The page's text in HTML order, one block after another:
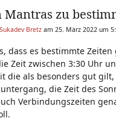
zu
Sukadev Bretz am 25. März 2022 um
dass es bestimmte
Zeit zwischen 3:30 Uhr
die als besonders gut
die Zeit des
Verbindungszeiten